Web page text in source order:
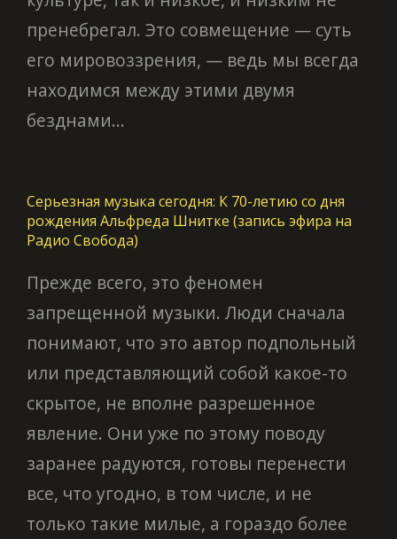
пренебрегал. Это совмещение — суть
его мировоззрения, — ведь мы всегда
находимся между этими двумя
безднами...
Серьезная музыка сегодня: К 70-летию со дня
рождения Альфреда Шнитке (запись эфира на
Радио Свобода)
Прежде всего, это феномен
запрещенной музыки. Люди сначала
понимают, что это автор подпольный
или представляющий собой какое-то
скрытое, не вполне разрешенное
явление. Они уже по этому поводу
заранее радуются, готовы перенести
все, что угодно, в том числе, и не
только такие милые, а гораздо более